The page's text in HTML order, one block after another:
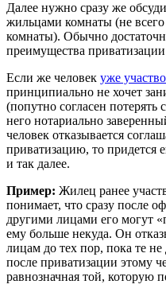
Далее нужно сразу же
жильцами комнаты (не
комнаты). Обычно
преимущества
Если же человек уже
принципиально не хочет
(попутно согласен
него нотариально
человек отказывается
приватизацию, то придется
и так далее.
Пример: Жилец ранее
понимает, что сразу после
другими лицами его могут
ему больше некуда. Он
лицам до тех пор, пока те не
после приватизации этому
равнозначная той, которую